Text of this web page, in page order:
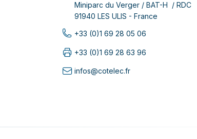
Miniparc du Verger / BAT-H / RDC
91940 LES ULIS - France
+33 (0)1 69 28 05 06
+33 (0)1 69 28 63 96
infos@cotelec.fr